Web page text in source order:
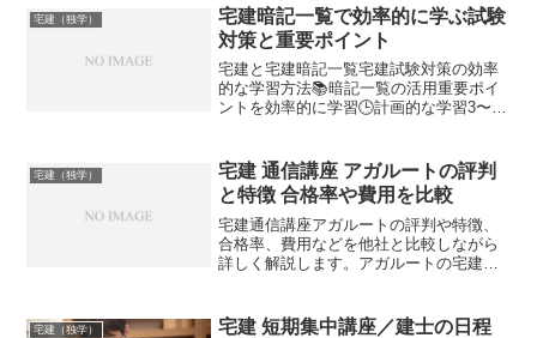
するための勉強スケジュールの例です。
月：宅建試験...
宅建（独学）
宅建暗記一覧で効率的に学ぶ試験
対策と重要ポイント
宅建と宅建暗記一覧宅建試験対策の効率
的な学習方法📚暗記一覧の活用重要ポイ
ントを効率的に学習🕒計画的な学習3〜6
動産取引に関する専門知識を問う国家資
格試験です。合格率は例...
宅建（独学）
宅建 通信講座 アガルートの評判
と特徴 合格率や費用を比較
宅建通信講座アガルートの評判や特徴、
合格率、費用などを他社と比較しながら
詳しく解説します。アガルートの宅建講
宅建（独学）
宅建 短期集中講座／建士の日程